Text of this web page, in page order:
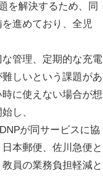
を解決するため、同
進めており、全児
管理、定期的な充電
しいという課題があ
に使えない場合が想
し、
が同サービスに協
本郵便、佐川急便と
員の業務負担軽減と